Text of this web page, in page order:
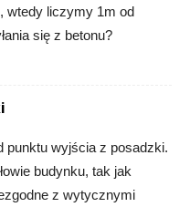
wtedy liczymy 1m od
się z betonu?
punktu wyjścia z posadzki.
budynku, tak jak
z wytycznymi